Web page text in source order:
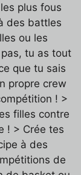
plus fous
des battles
ou les
tu as tout
que tu sais
propre crew
! >
filles contre
! > Crée tes
à des
de